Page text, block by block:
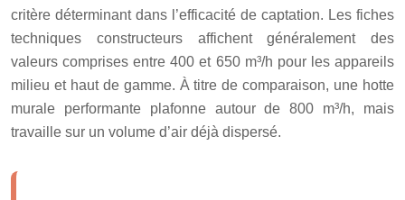
critère déterminant dans l’efficacité de captation. Les fiches
techniques constructeurs affichent généralement des
valeurs comprises entre400 et 650 m³/h pour les appareils
milieu et haut de gamme. À titre de comparaison, une hotte
murale performante plafonne autour de 800 m³/h, mais
travaille sur un volume d’air déjà dispersé.